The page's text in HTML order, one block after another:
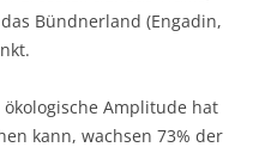
Bündnerland (Engadin,
Amplitude hat
kann, wachsen 73% der